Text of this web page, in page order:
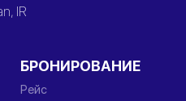
IR
БРОНИРОВАНИЕ
Рейс